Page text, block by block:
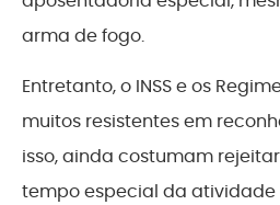
arma de fogo.
Entretanto, o INSS e os
muitos resistentes em
isso, ainda costumam
tempo especial da atividade